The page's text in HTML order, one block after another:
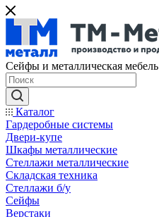
Сейфы и металлическая мебель
Каталог
Гардеробные системы
Двери-купе
Шкафы металлические
Стеллажи металлические
Складская техника
Стеллажи б/у
Сейфы
Верстаки